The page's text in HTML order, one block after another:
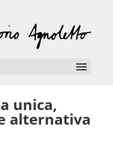
unica,
alternativa